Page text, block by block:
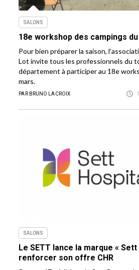
SALONS
18e workshop des campings
Pour bien préparer la saison,
Lot invite tous les professionnels du
département à participer au 18e
mars.
PAR BRUNO LACROIX
SALONS
Le SETT lance la marque «
renforcer son offre CHR